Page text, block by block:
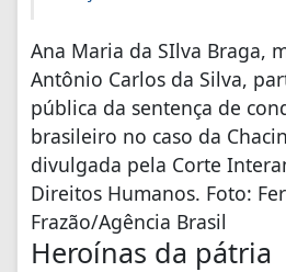
Ana Maria da SIlva Braga,
Antônio Carlos da Silva,
pública da sentença de
brasileiro no caso da
divulgada pela Corte
Direitos Humanos. Foto:
Frazão/Agência Brasil
Heroínas da pátria